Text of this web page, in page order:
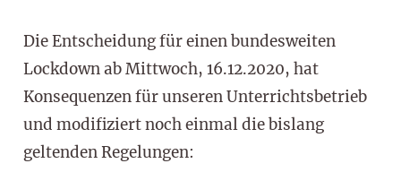
Die Entscheidung für einen bundesweiten
Lockdown ab Mittwoch, 16.12.2020, hat
Konsequenzen für unseren Unterrichtsbetrieb
und modifiziert noch einmal die bislang
geltenden Regelungen: